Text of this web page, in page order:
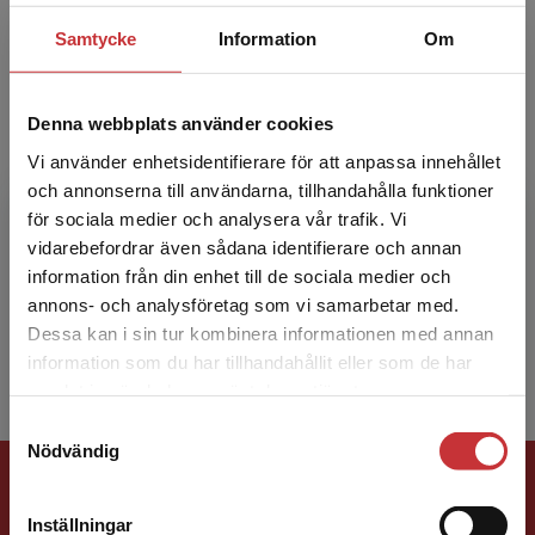
Samtycke Information Om
Denna webbplats använder cookies
Vi använder enhetsidentifierare för att anpassa innehållet
och annonserna till användarna, tillhandahålla funktioner
för sociala medier och analysera vår trafik. Vi
vidarebefordrar även sådana identifierare och annan
information från din enhet till de sociala medier och
annons- och analysföretag som vi samarbetar med.
Dessa kan i sin tur kombinera informationen med annan
information som du har tillhandahållit eller som de har
Nödvändig
Inställningar
Begränsad fraktregion
Det verkar som att du besöker
studentlitteratur.se via en enhet utanför Sverige.
Vi erbjuder inte leveranser utanför Sverige. För
att kunna slutföra ett köp måste
Peter Hedström
Peter Hedström är official fellow i sociologi vid
Nuffield College, Oxford University och
professor i sociologi vid Stockholms
universitet. Utmärka...